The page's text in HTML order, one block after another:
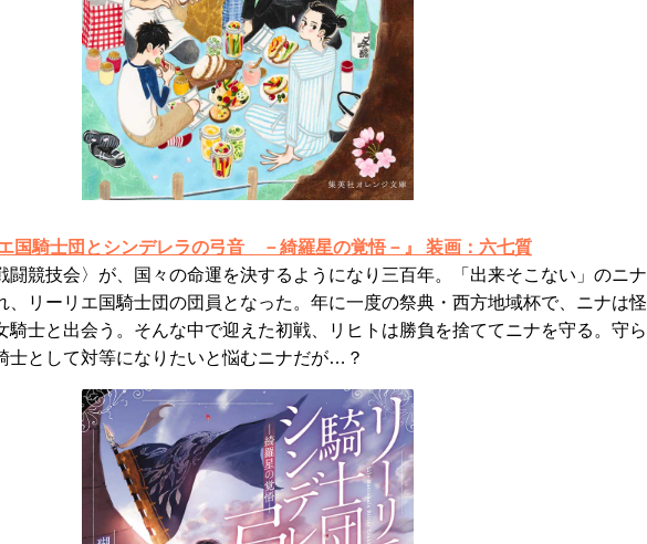
国騎士団とシンデレラの弓音 －綺羅星の覚悟－』 装画：六七質
闘競技会〉が、国々の命運を決するようになり三百年。「出来そこない」のニナ
、リーリエ国騎士団の団員となった。年に一度の祭典・西方地域杯で、ニナは怪
騎士と出会う。そんな中で迎えた初戦、リヒトは勝負を捨ててニナを守る。守ら
士として対等になりたいと悩むニナだが…？